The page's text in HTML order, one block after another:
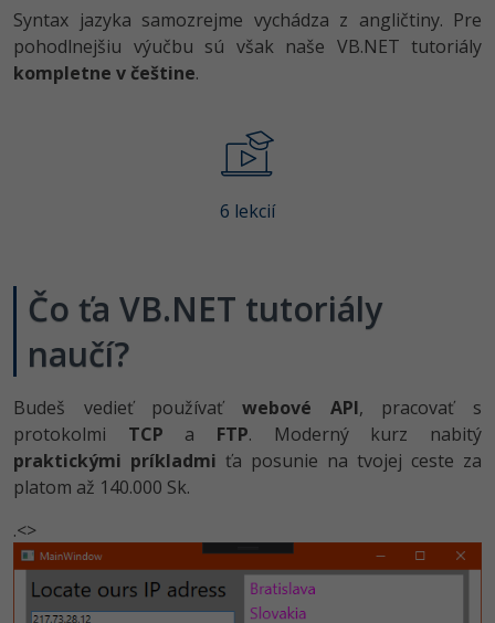
C# .NET -80%
-80%
Swift -80%
Kotlin
Céčko
VB.NET
Algoritmy -41%
Syntax jazyka samozrejme vychádza z angličtiny. Pre
pohodlnejšiu výučbu sú však naše VB.NET tutoriály
kompletne v češtine.
6 lekcií
Čo ťa VB.NET tutoriály
naučí?
Budeš vedieť používať webové API, pracovať s
protokolmi TCP a FTP. Moderný kurz nabitý
praktickými príkladmi ťa posunie na tvojej ceste za
platom až 140.000 Sk.
.<>